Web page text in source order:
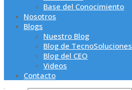
Base del Conocimiento
Nosotros
Blogs
Nuestro Blog
Blog de TecnoSoluciones
Blog del CEO
Videos
Contacto